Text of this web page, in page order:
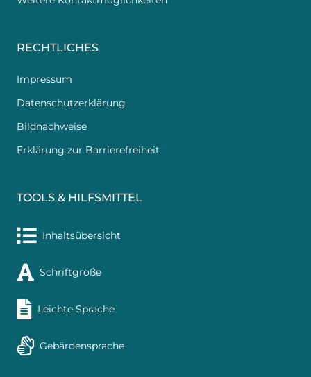
RECHTLICHES
Impressum
Datenschutzerklärung
Bildnachweise
Erklärung zur Barrierefreiheit
TOOLS & HILFSMITTEL
Inhaltsübersicht
Schriftgröße
Leichte Sprache
Gebärdensprache